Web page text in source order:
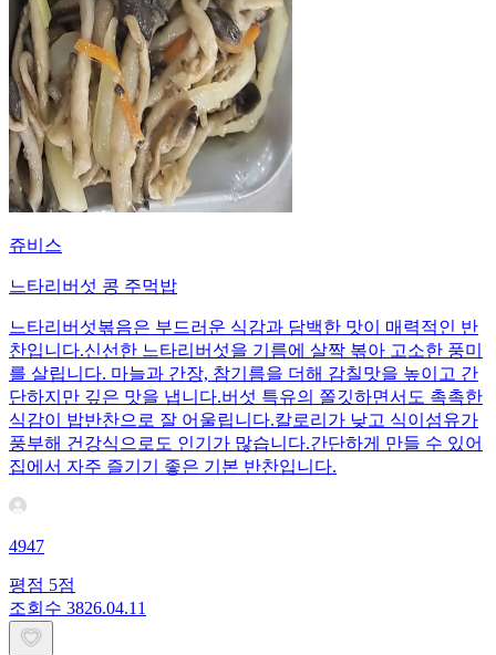
쥬비스
느타리버섯 콩 주먹밥
느타리버섯볶음은 부드러운 식감과 담백한 맛이 매력적인 반
찬입니다.신선한 느타리버섯을 기름에 살짝 볶아 고소한 풍미
를 살립니다. 마늘과 간장, 참기름을 더해 감칠맛을 높이고 간
단하지만 깊은 맛을 냅니다.버섯 특유의 쫄깃하면서도 촉촉한
식감이 밥반찬으로 잘 어울립니다.칼로리가 낮고 식이섬유가
풍부해 건강식으로도 인기가 많습니다.간단하게 만들 수 있어
집에서 자주 즐기기 좋은 기본 반찬입니다.
4947
평점 5점
조회수 3826.04.11